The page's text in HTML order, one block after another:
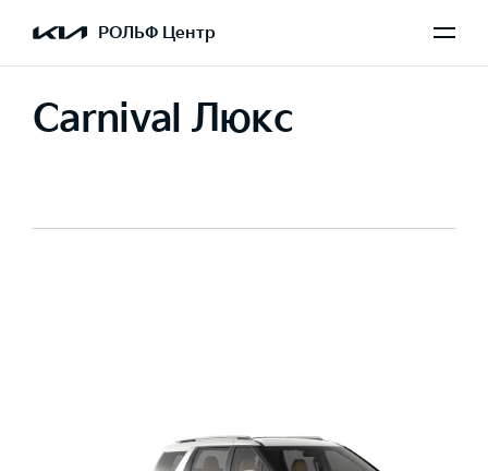
РОЛЬФ Центр
Carnival Люкс